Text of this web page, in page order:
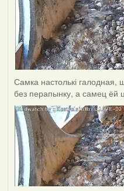
Самка настолькі галодная,
без перапынку, а самец ёй